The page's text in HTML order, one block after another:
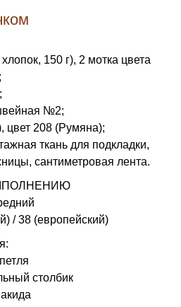
150 г), 2 мотка цвета
№2;
цвет 208 (Румяна);
ткань для подкладки,
сантиметровая лента.
/ 38 (европейский)
столбик